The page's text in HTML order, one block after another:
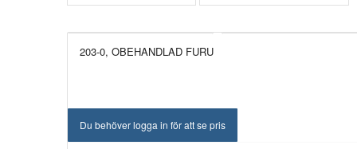
203-0, OBEHANDLAD FURU
Du behöver logga in för att se pris